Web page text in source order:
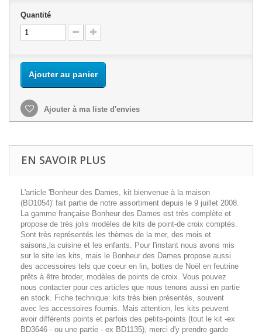
Quantité
Ajouter au panier
Ajouter à ma liste d'envies
EN SAVOIR PLUS
L'article 'Bonheur des Dames, kit bienvenue à la maison
(BD1054)' fait partie de notre assortiment depuis le 9 juillet 2008.
La gamme française Bonheur des Dames est très complète et
propose de très jolis modèles de kits de point-de croix comptés.
Sont très représentés les thèmes de la mer, des mois et
saisons,la cuisine et les enfants. Pour l'instant nous avons mis
sur le site les kits, mais le Bonheur des Dames propose aussi
des accessoires tels que coeur en lin, bottes de Noël en feutrine
prêts à être broder, modèles de points de croix. Vous pouvez
nous contacter pour ces articles que nous tenons aussi en partie
en stock. Fiche technique: kits très bien présentés, souvent
avec les accessoires fournis. Mais attention, les kits peuvent
avoir différents points et parfois des petits-points (tout le kit -ex
BD3646 - ou une partie - ex BD1135), merci d'y prendre garde